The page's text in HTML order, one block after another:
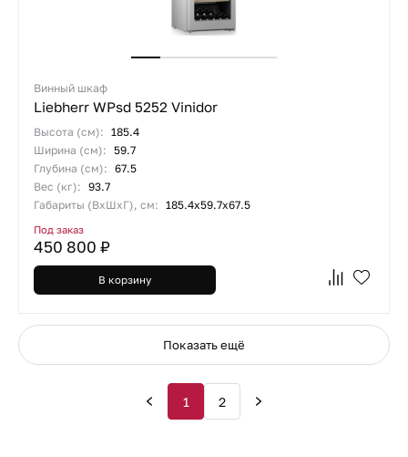
Винный шкаф
Liebherr WPsd 5252 Vinidor
Высота (см): 185.4
Ширина (см): 59.7
Глубина (см): 67.5
Вес (кг): 93.7
Габариты (ВхШхГ), см: 185.4х59.7х67.5
Под заказ
450 800 ₽
В корзину
Показать ещё
1 2